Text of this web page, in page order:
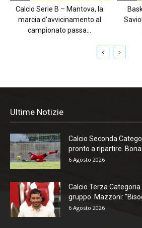
Calcio Serie B – Mantova, la
marcia d’avvicinamento al
campionato passa...
Ultime Notizie
Calcio Seconda
pronto a ripartire.
6 Agosto 2026
Calcio Terza
gruppo. Mazzoni:
6 Agosto 2026